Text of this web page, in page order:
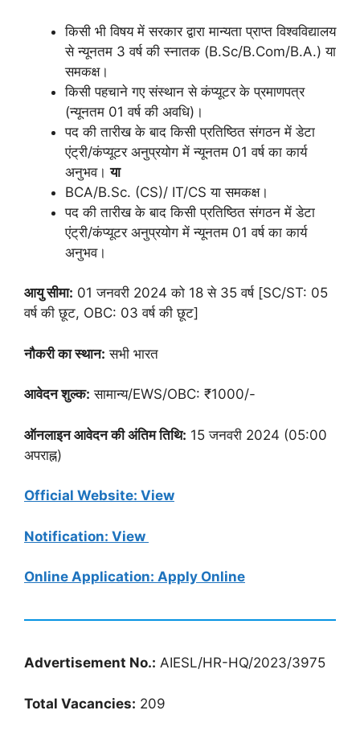
किसी भी विषय में सरकार द्वारा मान्यता प्राप्त विश्वविद्यालय
से न्यूनतम 3 वर्ष की स्नातक (B.Sc/B.Com/B.A.) या
समकक्ष।
किसी पहचाने गए संस्थान से कंप्यूटर के प्रमाणपत्र
(न्यूनतम 01 वर्ष की अवधि)।
पद की तारीख के बाद किसी प्रतिष्ठित संगठन में डेटा
एंट्री/कंप्यूटर अनुप्रयोग में न्यूनतम 01 वर्ष का कार्य
अनुभव।या
BCA/B.Sc. (CS)/ IT/CS या समकक्ष।
पद की तारीख के बाद किसी प्रतिष्ठित संगठन में डेटा
एंट्री/कंप्यूटर अनुप्रयोग में न्यूनतम 01 वर्ष का कार्य
अनुभव।
आयु सीमा: 01 जनवरी 2024 को 18 से 35 वर्ष [SC/ST: 05
वर्ष की छूट, OBC: 03 वर्ष की छूट]
नौकरी का स्थान: सभी भारत
आवेदन शुल्क: सामान्य/EWS/OBC: ₹1000/-
ऑनलाइन आवेदन की अंतिम तिथि: 15 जनवरी 2024 (05:00
अपराह्न)
Official Website: View
Notification: View
Online Application: Apply Online
Advertisement No.: AIESL/HR-HQ/2023/3975
Total Vacancies: 209